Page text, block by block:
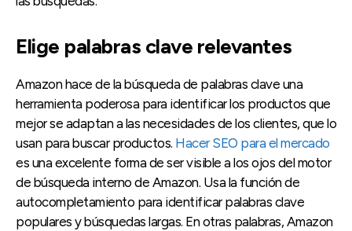
Elige palabras clave relevantes
Amazon hace de la búsqueda de palabras clave una
herramienta poderosa para identificar los productos que
mejor se adaptan a las necesidades de los clientes, que lo
usan para buscar productos. Hacer SEO para el mercado
es una excelente forma de ser visible a los ojos del motor
de búsqueda interno de Amazon. Usa la función de
autocompletamiento para identificar palabras clave
populares y búsquedas largas. En otras palabras, Amazon